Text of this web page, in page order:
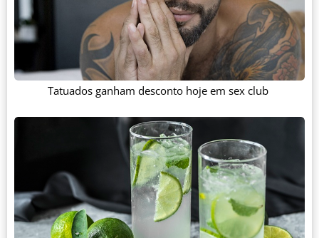
Tatuados ganham desconto hoje em sex club